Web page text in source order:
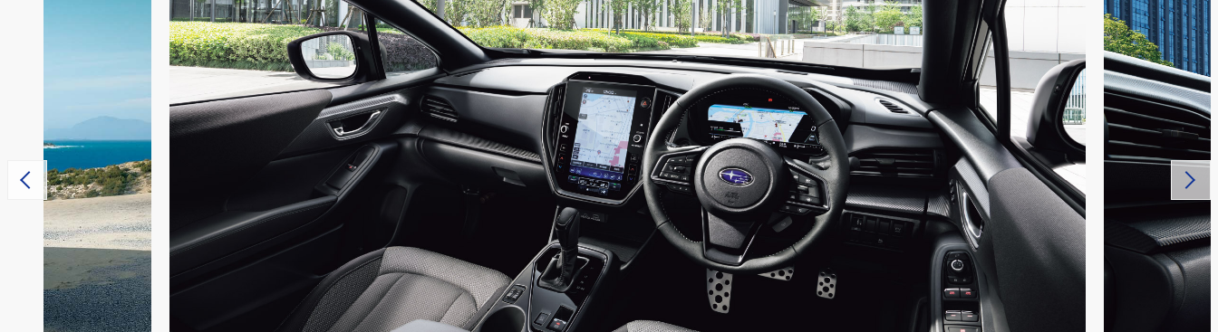
新車・中古車
販売店
中野店 小諸店
諏訪店
伊那店
スバル北信越
信州エリア
販売協力店
北信エリア 東信エリア 中信エリア 南信エリア